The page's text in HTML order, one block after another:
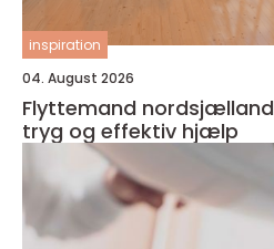
inspiration
04. August 2026
Flyttemand nordsjælland sådan vælger du
tryg og effektiv hjælp